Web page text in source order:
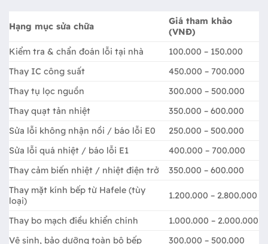
Hạng mục sửa chữa
Giá tham khảo
(VNĐ)
Kiểm tra & chẩn đoán lỗi tại nhà
100.000 – 150.000
Thay IC công suất
450.000 – 700.000
Thay tụ lọc nguồn
300.000 – 500.000
Thay quạt tản nhiệt
350.000 – 600.000
Sửa lỗi không nhận nồi / báo lỗi E0
250.000 – 500.000
Sửa lỗi quá nhiệt / báo lỗi E1
400.000 – 700.000
Thay cảm biến nhiệt / nhiệt điện trở
350.000 – 600.000
Thay mặt kính bếp từ Hafele (tùy
loại)
1.200.000 – 2.800.000
Thay bo mạch điều khiển chính
1.000.000 – 2.000.000
Vệ sinh, bảo dưỡng toàn bộ bếp
300.000 – 500.000